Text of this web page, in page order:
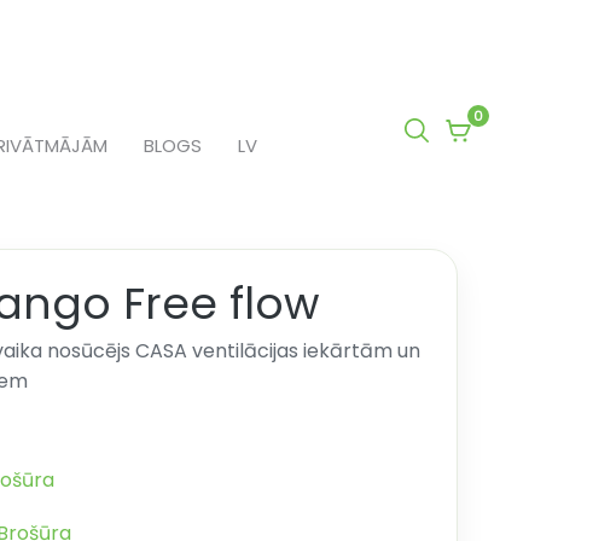
BLOGS LV
0
0
Free flow
nosūcējs CASA ventilācijas iekārtām un